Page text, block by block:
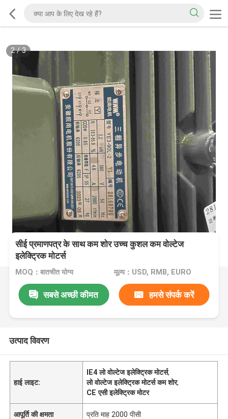
2/3
सीई प्रमाणपत्र के साथ कम शोर उच्च कुशल कम वोल्टेज
इलेक्ट्रिक मोटर्स
MOQ：बातचीत योग्य मूल्य：USD, RMB, EURO
सबसे अच्छी कीमत हमसे संपर्क करें
उत्पाद विवरण
हाई लाइट:
IE4 लो वोल्टेज इलेक्ट्रिक मोटर्स,
लो वोल्टेज इलेक्ट्रिक मोटर्स कम शोर,
CE एसी इलेक्ट्रिक मोटर
आपूर्ति की क्षमता प्रति माह 2000 पीसी